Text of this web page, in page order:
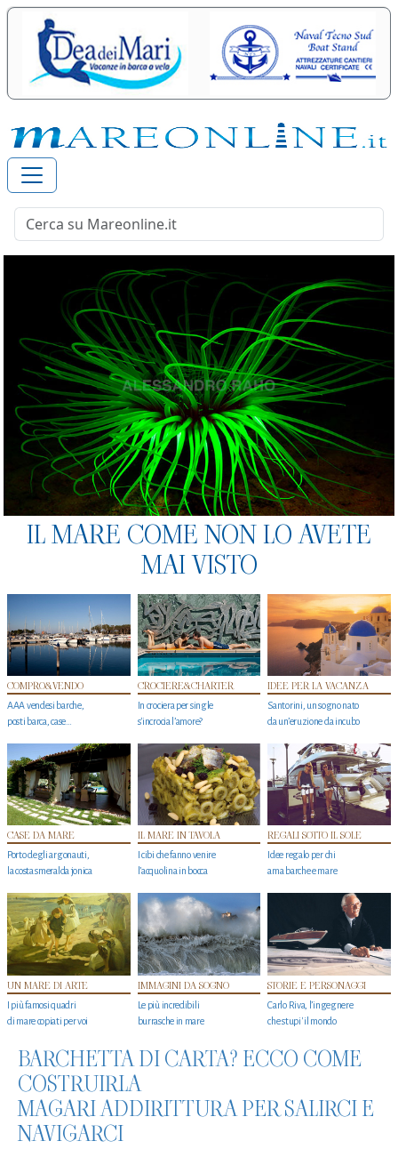
IL MARE COME NON LO AVETE
MAI VISTO
COMPRO&VENDO
AAA vendesi barche,
posti barca, case…
CROCIERE&CHARTER
In crociera per single
s'incrocia l’amore?
IDEE PER LA VACANZA
Santorini, un sogno nato
da un’eruzione da incubo
CASE DA MARE
Porto degli argonauti,
la costa smeralda jonica
IL MARE IN TAVOLA
I cibi che fanno venire
l’acquolina in bocca
REGALI SOTTO IL SOLE
Idee regalo per chi
ama barche e mare
UN MARE DI ARTE
I più famosi quadri
di mare copiati per voi
IMMAGINI DA SOGNO
Le più incredibili
burrasche in mare
STORIE E PERSONAGGI
Carlo Riva, l’ingegnere
che stupi' il mondo
BARCHETTA DI CARTA? ECCO COME
COSTRUIRLA
MAGARI ADDIRITTURA PER SALIRCI E
NAVIGARCI